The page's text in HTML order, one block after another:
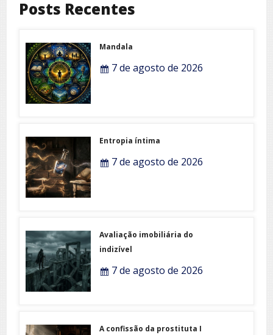
Posts Recentes
Mandala
7 de agosto de 2026
Entropia íntima
7 de agosto de 2026
Avaliação imobiliária do
indizível
7 de agosto de 2026
A confissão da prostituta I